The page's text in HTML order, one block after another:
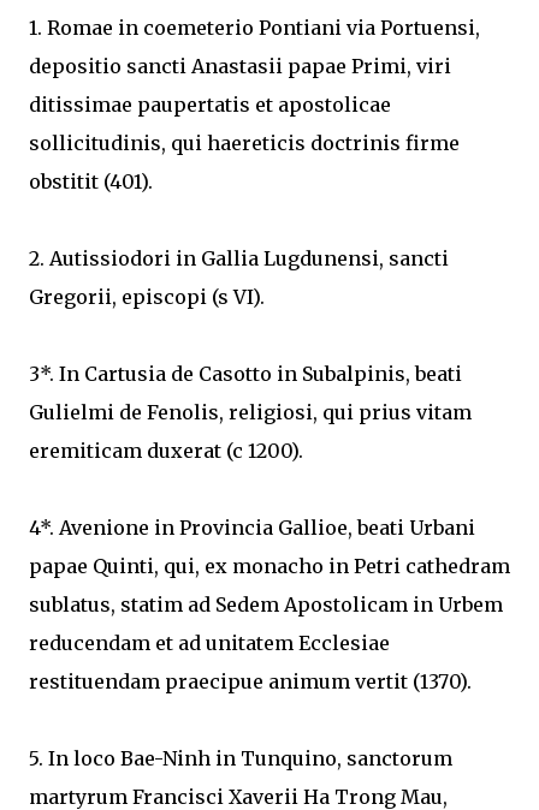
1. Romae in coemeterio Pontiani via Portuensi,
depositio sancti Anastasii papae Primi, viri
ditissimae paupertatis et apostolicae
sollicitudinis, qui haereticis doctrinis firme
obstitit (401).
2. Autissiodori in Gallia Lugdunensi, sancti
Gregorii, episcopi (s VI).
3*. In Cartusia de Casotto in Subalpinis, beati
Gulielmi de Fenolis, religiosi, qui prius vitam
eremiticam duxerat (c 1200).
4*. Avenione in Provincia Gallioe, beati Urbani
papae Quinti, qui, ex monacho in Petri cathedram
sublatus, statim ad Sedem Apostolicam in Urbem
reducendam et ad unitatem Ecclesiae
restituendam praecipue animum vertit (1370).
5. In loco Bae-Ninh in Tunquino, sanctorum
martyrum Francisci Xaverii Ha Trong Mau,